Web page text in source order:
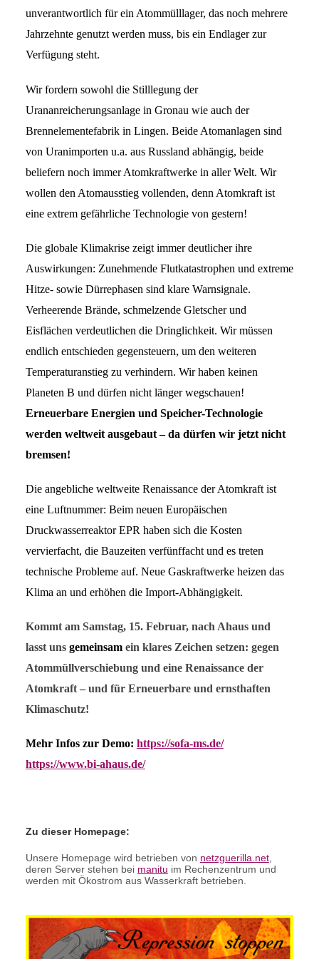
unverantwortlich für ein Atommülllager, das noch mehrere
Jahrzehnte genutzt werden muss, bis ein Endlager zur
Verfügung steht.
Wir fordern sowohl die Stilllegung der
Urananreicherungsanlage in Gronau wie auch der
Brennelementefabrik in Lingen. Beide Atomanlagen sind
von Uranimporten u.a. aus Russland abhängig, beide
beliefern noch immer Atomkraftwerke in aller Welt. Wir
wollen den Atomausstieg vollenden, denn Atomkraft ist
eine extrem gefährliche Technologie von gestern!
Die globale Klimakrise zeigt immer deutlicher ihre
Auswirkungen: Zunehmende Flutkatastrophen und extreme
Hitze- sowie Dürrephasen sind klare Warnsignale.
Verheerende Brände, schmelzende Gletscher und
Eisflächen verdeutlichen die Dringlichkeit. Wir müssen
endlich entschieden gegensteuern, um den weiteren
Temperaturanstieg zu verhindern. Wir haben keinen
Planeten B und dürfen nicht länger wegschauen!
Erneuerbare Energien und Speicher-Technologie
werden weltweit ausgebaut – da dürfen wir jetzt nicht
bremsen!
Die angebliche weltweite Renaissance der Atomkraft ist
eine Luftnummer: Beim neuen Europäischen
Druckwasserreaktor EPR haben sich die Kosten
vervierfacht, die Bauzeiten verfünffacht und es treten
technische Probleme auf. Neue Gaskraftwerke heizen das
Klima an und erhöhen die Import-Abhängigkeit.
Kommt am Samstag, 15. Februar, nach Ahaus und
lasst uns gemeinsamein klares Zeichen setzen: gegen
Atommüllverschiebung und eine Renaissance der
Atomkraft – und für Erneuerbare und ernsthaften
Klimaschutz!
Mehr Infos zur Demo: https://sofa-ms.de/
https://www.bi-ahaus.de/
Zu dieser Homepage:
Unsere Homepage wird betrieben von netzguerilla.net,
deren Server stehen bei manitu im Rechenzentrum und
werden mit Ökostrom aus Wasserkraft betrieben.